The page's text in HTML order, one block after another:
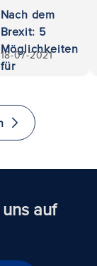
Nach dem
Brexit: 5
Möglichkeiten
für
Königreich zu
investieren
immigrieren
18-07-2021
auf